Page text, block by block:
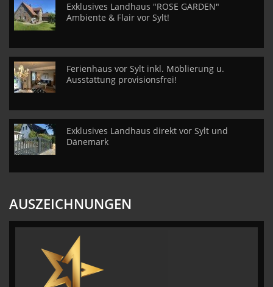
Exklusives Landhaus "ROSE GARDEN"
Ambiente & Flair vor Sylt!
Ferienhaus vor Sylt inkl. Möblierung u.
Ausstattung provisionsfrei!
Exklusives Landhaus direkt vor Sylt und
Dänemark
AUSZEICHNUNGEN